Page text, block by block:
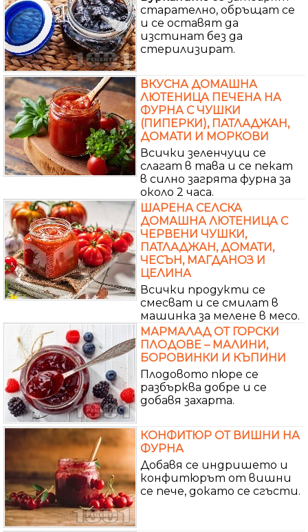
старателно, обръщат се
и се оставят да
изстинат без да
стерилизират.
ВКУСНА ДОМАШНА
ЛЮТЕНИЦА ПЕЧЕНА НА
ФУРНА С ЧУШКИ
(ПИПЕРКИ), ПАТЛАДЖАН,
ДОМАТИ И МОРКОВИ
Всички зеленчуци се
слагат в тава и се пекат
в силно загрята фурна за
около 2 часа.
ШАРЕНА СЕЛСКА
ДОМАШНА ЛЮТЕНИЦА С
ЧЕРВЕНИ ЧУШКИ,
ПАТЛАДЖАН, ДОМАТИ,
ЧЕСЪН, МАГДАНОЗ И
ЦЕЛИНА
Всички продукти се
смесват и се смилат в
машинка за мелене в месо.
МАРМАЛАД ОТ ГОРСКИ
ПЛОДОВЕ – МАЛИНИ,
БОРОВИНКИ И КЪПИНИ
Плодовото пюре се
разбърква добре и се
добавя захарта.
КОНФИТЮР ОТ ВИШНИ НА
ФУРНА
Добавя се индришето и
конфитюрът от вишни
се пече, докато се сгъсти.